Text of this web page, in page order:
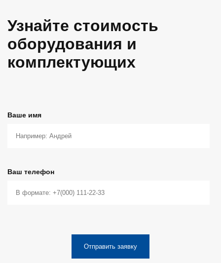
Узнайте стоимость
оборудования и
комплектующих
Ваше имя
Ваш телефон
Отправить заявку